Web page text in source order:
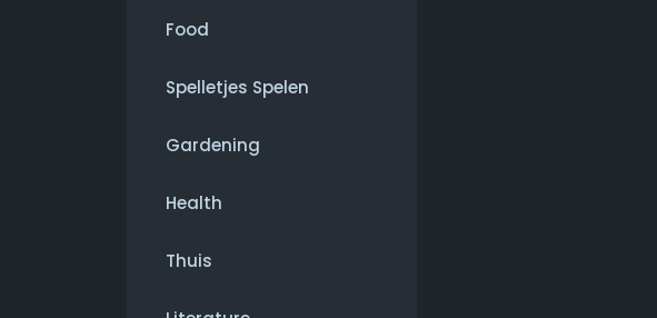
Food
Spelletjes Spelen
Gardening
Health
Thuis